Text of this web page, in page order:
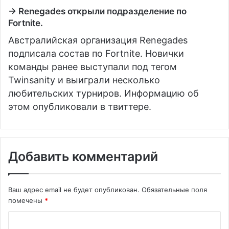
→ Renegades открыли подразделение по
Fortnite.
Австралийская организация Renegades
подписала состав по Fortnite. Новички
команды ранее выступали под тегом
Twinsanity и выиграли несколько
любительских турниров. Информацию об
этом опубликовали в твиттере.
Добавить комментарий
Ваш адрес email не будет опубликован. Обязательные поля
помечены *